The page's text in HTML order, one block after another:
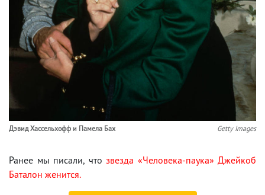
Дэвид Хассельхофф и Памела Бах Getty Images
Ранее мы писали, что звезда «Человека-паука» Джейкоб
Баталон женится.